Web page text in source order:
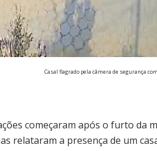
Casal flagrado pela câmera de segurança
começaram após o furto da
relataram a presença de um